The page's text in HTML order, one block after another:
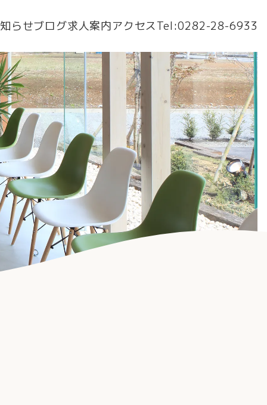
らせブログ求人案内アクセスTel:0282-28-6933